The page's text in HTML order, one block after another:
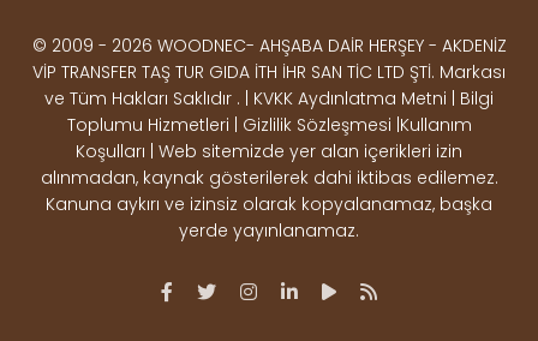
Çeşitlerimiz
Çeşitlerimiz
Kereste
Çeşitlerimiz
Ahşap
Pergole
Ürünler
Deck Montaj
Ahşap
Dekorasyon
OSB,
BİZE ULAŞIN
Altınkale mah Osmangazi cad. no 355 Döşemealtı
Antalya
ÇALIŞMA SAATLERİ
Hafta içi : Haftaiçi 09:00 - 18:00
Hafta sonu : Cumartesi 10:00 - 15:00
İLETİŞİM
© 2009 - 2026 WOODNEC- AHŞABA DAİR HERŞEY - AKDENİZ
VİP TRANSFER TAŞ TUR GIDA İTH İHR SAN TİC LTD ŞTİ. Markası
ve Tüm Hakları Saklıdır . | KVKK Aydınlatma Metni | Bilgi
Toplumu Hizmetleri | Gizlilik Sözleşmesi |Kullanım
Koşulları | Web sitemizde yer alan içerikleri izin
alınmadan, kaynak gösterilerek dahi iktibas edilemez.
Kanuna aykırı ve izinsiz olarak kopyalanamaz, başka
yerde yayınlanamaz.